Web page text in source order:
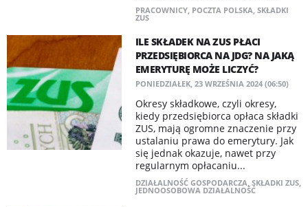
PRACOWNICY, POCZTA POLSKA, SKŁADKI
ZUS
ILE SKŁADEK NA ZUS PŁACI
PRZEDSIĘBIORCA NA JDG? NA JAKĄ
EMERYTURĘ MOŻE LICZYĆ?
PONIEDZIAŁEK, 23 WRZEŚNIA 2024 (06:50)
Okresy składkowe, czyli okresy,
kiedy przedsiębiorca opłaca składki
ZUS, mają ogromne znaczenie przy
ustalaniu prawa do emerytury. Jak
się jednak okazuje, nawet przy
regularnym opłacaniu...
DZIAŁALNOŚĆ GOSPODARCZA, SKŁADKI ZUS,
JEDNOOSOBOWA DZIAŁALNOŚĆ